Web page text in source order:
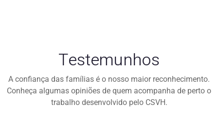
Testemunhos
A confiança das famílias é o nosso maior reconhecimento.
Conheça algumas opiniões de quem acompanha de perto o
trabalho desenvolvido pelo CSVH.